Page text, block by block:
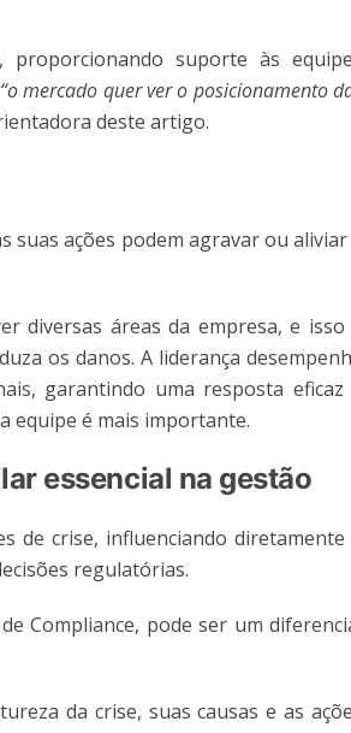
proporcionando suporte às
“o mercado quer ver o posicionamento
deste artigo.
suas ações podem agravar ou aliviar
diversas áreas da empresa, e isso
os danos. A liderança
garantindo uma resposta eficaz
equipe é mais importante.
essencial na gestão
de crise, influenciando diretamente
regulatórias.
Compliance, pode ser um
da crise, suas causas e as